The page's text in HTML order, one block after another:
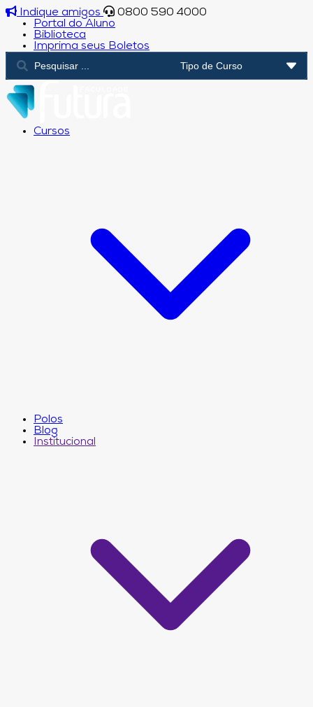
Indique amigos
0800 590 4000
Portal do Aluno
Biblioteca
Imprima seus Boletos
Cursos
Polos
Blog
Institucional